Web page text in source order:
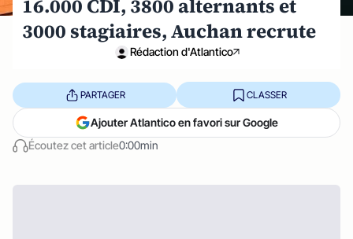
16.000 CDI, 3800 alternants et
3000 stagiaires, Auchan recrute
Rédaction d'Atlantico
Écoutez cet article0:00min
PARTAGER CLASSER
Ajouter Atlantico en favori sur Google